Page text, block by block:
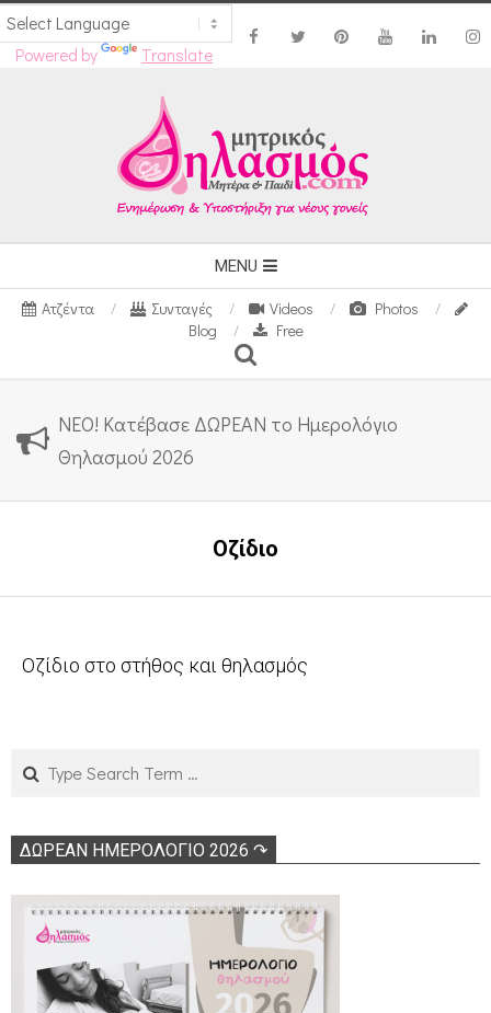
Powered by Translate
Navigation
Menu
MENU
Ατζέντα Συνταγές Videos
Photos
Blog
Free
Search
ΝΕΟ! Κατέβασε ΔΩΡΕΑΝ το Ημερολόγιο
Θηλασμού 2026
Οζίδιο
Οζίδιο στο στήθος και θηλασμός
02
ΔΩΡΕΑΝ ΗΜΕΡΟΛΟΓΙΟ 2026 ↷